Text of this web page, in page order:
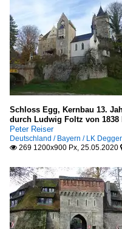
Schloss Egg, Kernbau 13.
durch Ludwig Foltz von 1838
Peter Reiser
Deutschland / Bayern / LK
 269 1200x900 Px, 25.05.2020